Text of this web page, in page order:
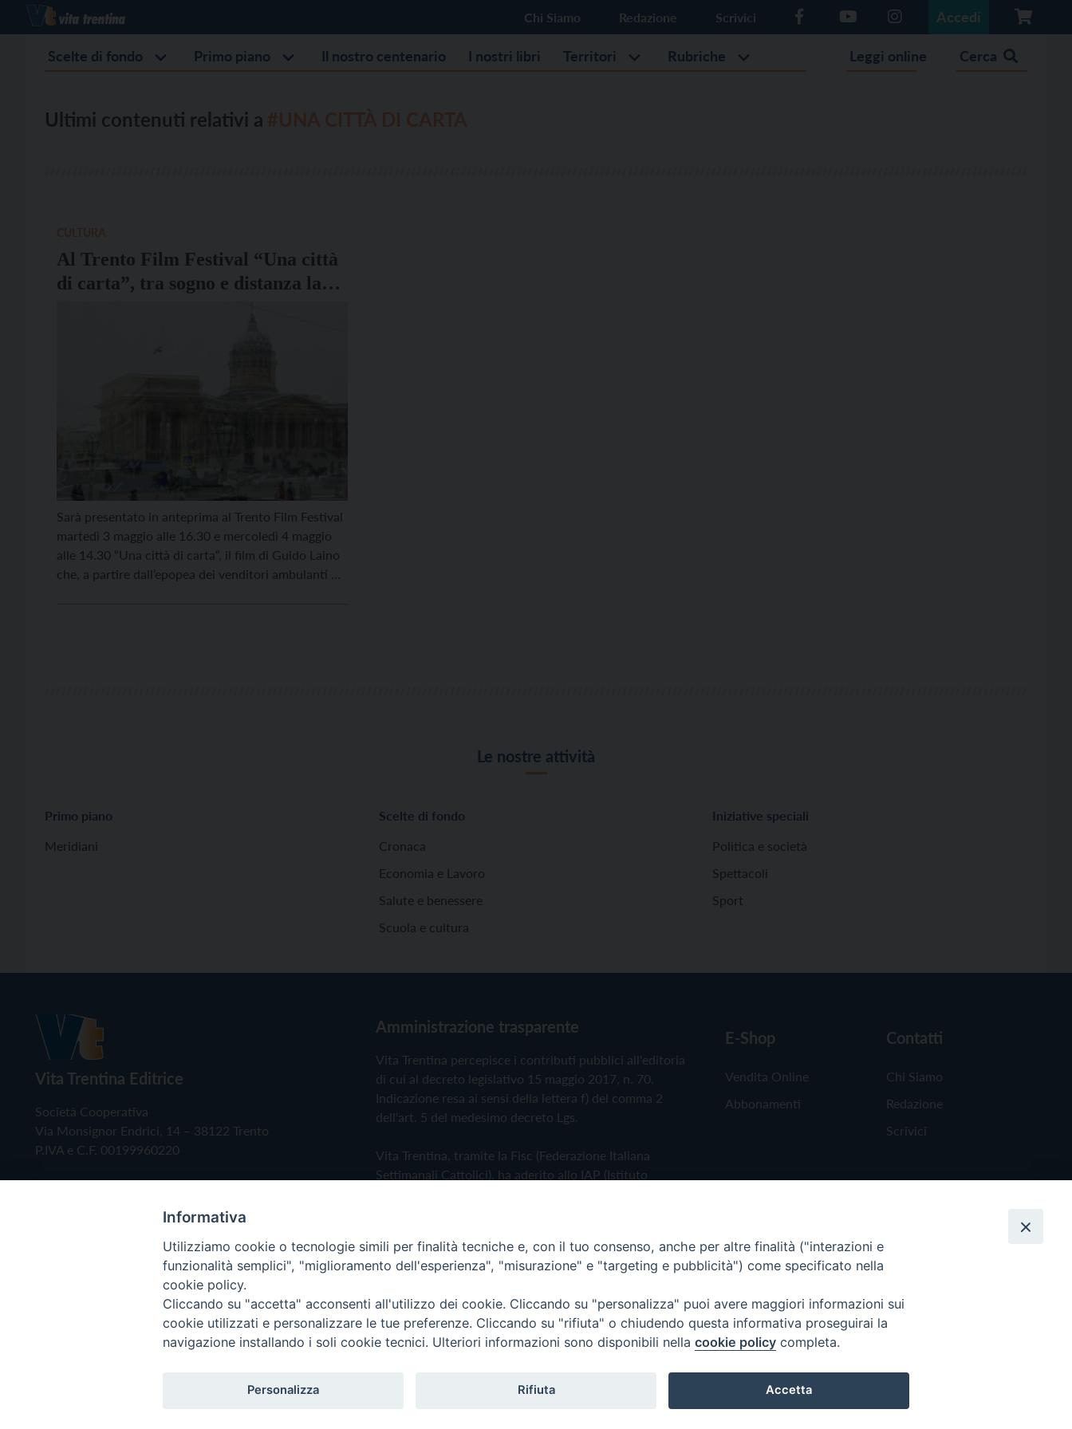
Chi Siamo Redazione Scrivici Accedi
Scelte di fondo Primo piano Il nostro centenario I nostri libri Territori Rubriche Leggi online Cerca
Ultimi contenuti relativi a
Al Trento Film Festival “Una città
di carta”, tra sogno e distanza la
Sarà presentato in anteprima al Trento Film Festival
martedì 3 maggio alle 16.30 e mercoledì 4 maggio
alle 14.30 “Una città di carta“, il film di Guido Laino
che, a partire dall’epopea dei venditori ambulanti di
Le nostre attività
Primo piano
Meridiani
Scelte di fondo
Cronaca
Economia e Lavoro
Salute e benessere
Scuola e cultura
Iniziative speciali
Politica e società
Spettacoli
Sport
Vita Trentina Editrice
Società Cooperativa
Via Monsignor Endrici, 14 – 38122 Trento
P.IVA e C.F. 00199960220
Amministrazione trasparente
Vita Trentina percepisce i contributi pubblici all'editoria
di cui al decreto legislativo 15 maggio 2017, n. 70.
Indicazione resa ai sensi della lettera f) del comma 2
dell'art. 5 del medesimo decreto Lgs.
Vita Trentina, tramite la Fisc (Federazione Italiana
Settimanali Cattolici), ha aderito allo IAP (Istituto
Privacy Policy Cookie Policy
E-Shop
Vendita Online
Abbonamenti
Contatti
Chi Siamo
Redazione
Scrivici
Copyright © 2019 - Tutti i diritti riservati - Vita Trentina Editrice
Informativa
Utilizziamo cookie o tecnologie simili per finalità tecniche e, con il tuo consenso, anche per altre finalità ("interazioni e
funzionalità semplici", "miglioramento dell'esperienza", "misurazione" e "targeting e pubblicità") come specificato nella
cookie policy.
Cliccando su "accetta" acconsenti all'utilizzo dei cookie. Cliccando su "personalizza" puoi avere maggiori informazioni sui
cookie utilizzati e personalizzare le tue preferenze. Cliccando su "rifiuta" o chiudendo questa informativa proseguirai la
navigazione installando i soli cookie tecnici. Ulteriori informazioni sono disponibili nella cookie policy completa.
Personalizza Rifiuta Accetta